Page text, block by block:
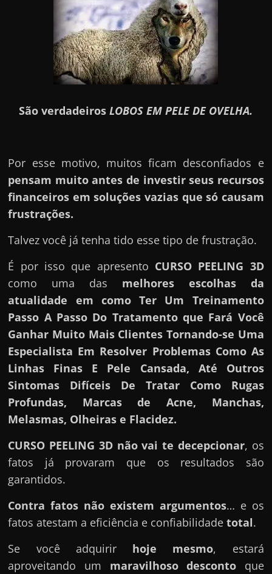
São verdadeirosLOBOS EM PELE DE OVELHA.
Por esse motivo, muitos ficam desconfiados e
pensam muito antes de investir seus recursos
financeiros em soluções vazias que só causam
frustrações.
Talvez você já tenha tido esse tipo de frustração.
É por isso que apresento CURSO PEELING 3D
como uma das melhores escolhas da
atualidade em como Ter Um Treinamento
Passo A Passo Do Tratamento que Fará Você
Ganhar Muito Mais Clientes Tornando-se Uma
Especialista Em Resolver Problemas Como As
Linhas Finas E Pele Cansada, Até Outros
Sintomas Difíceis De Tratar Como Rugas
Profundas, Marcas de Acne, Manchas,
Melasmas, Olheiras e Flacidez.
CURSO PEELING 3D não vai te decepcionar, os
fatos já provaram que os resultados são
garantidos.
Contra fatos não existem argumentos… e os
fatos atestam a eficiência e confiabilidadetotal.
Se você adquirir hoje mesmo, estará
aproveitando um maravilhoso desconto que